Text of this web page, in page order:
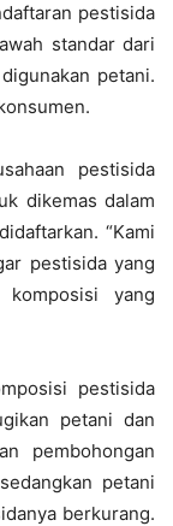
pestisida
standar dari
petani.
pestisida
dikemas dalam
“Kami
pestisida yang
yang
pestisida
petani dan
pembohongan
petani
berkurang.